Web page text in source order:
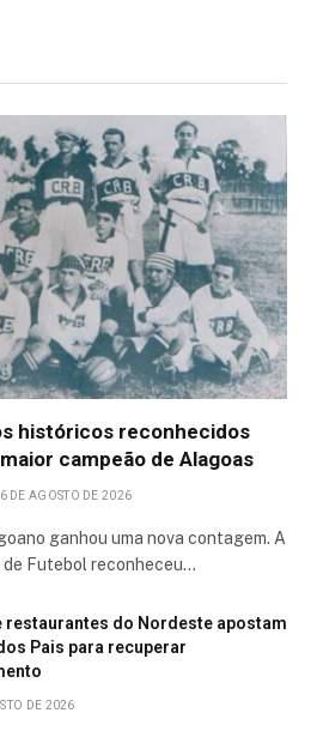
históricos reconhecidos
campeão de Alagoas
6 DE AGOSTO DE 2026
ganhou uma nova contagem. A
Futebol reconheceu…
restaurantes do Nordeste apostam
Pais para recuperar
DE 2026